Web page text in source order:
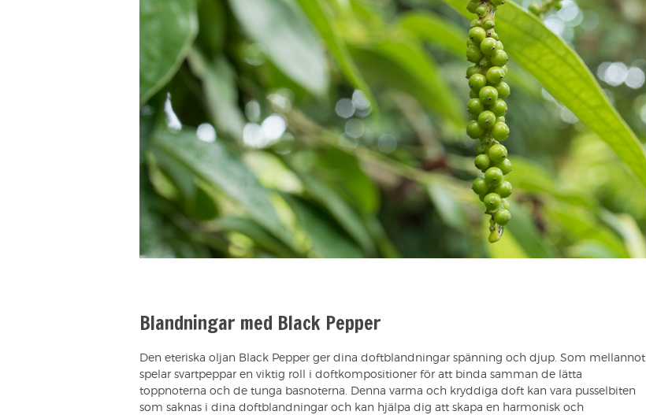
Blandningar med Black Pepper
Den eteriska oljan Black Pepper ger dina doftblandningar spänning och djup. Som mellannot
spelar svartpeppar en viktig roll i doftkompositioner för att binda samman de lätta
toppnoterna och de tunga basnoterna. Denna varma och kryddiga doft kan vara pusselbiten
som saknas i dina doftblandningar och kan hjälpa dig att skapa en harmonisk och